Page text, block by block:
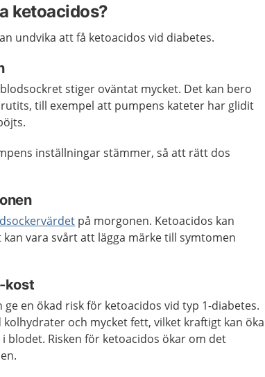
ketoacidos?
undvika att få ketoacidos vid diabetes.
stiger oväntat mycket. Det kan bero
till exempel att pumpens kateter har glidit
inställningar stämmer, så att rätt dos
på morgonen. Ketoacidos kan
vara svårt att lägga märke till symtomen
kost
ge en ökad risk för ketoacidos vid typ 1-diabetes.
och mycket fett, vilket kraftigt kan öka
blodet. Risken för ketoacidos ökar om det